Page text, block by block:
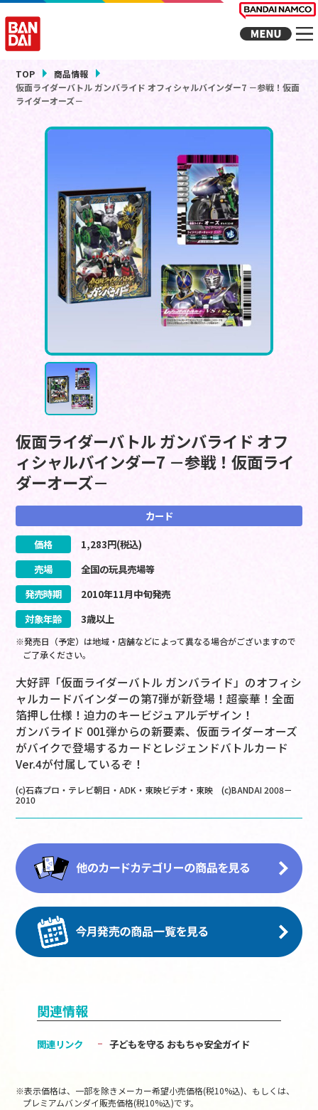
TOP
商品情報
仮面ライダーバトル ガンバライド オフィシャルバインダー7 －参戦！仮面
ライダーオーズ－
仮面ライダーバトル ガンバライド オフ
ィシャルバインダー7 －参戦！仮面ライ
ダーオーズ－
カード
価格 1,283円(税込)
売場
全国の玩具売場等
発売時期
2010年11月中旬発売
対象年齢
3歳以上
※発売日（予定）は地域・店舗などによって異なる場合がございますので
ご了承ください。
大好評「仮面ライダーバトル ガンバライド」のオフィシ
ャルカードバインダーの第7弾が新登場！超豪華！全面
箔押し仕様！迫力のキービジュアルデザイン！
ガンバライド 001弾からの新要素、仮面ライダーオーズ
がバイクで登場するカードとレジェンドバトルカード
Ver.4が付属しているぞ！
(c)石森プロ・テレビ朝日・ADK・東映ビデオ・東映 (c)BANDAI 2008－
2010
関連情報
関連リンク 子どもを守る おもちゃ安全ガイド
※表示価格は、一部を除きメーカー希望小売価格(税10%込)、もしくは、
プレミアムバンダイ販売価格(税10%込)です。